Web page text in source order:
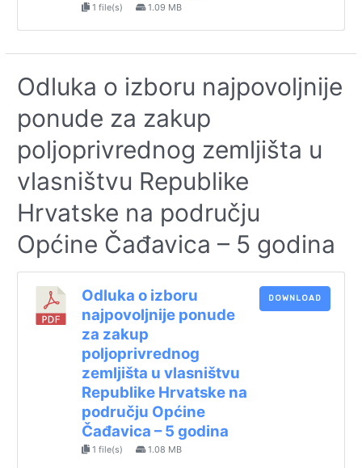
1 file(s) 1.09 MB
Odluka o izboru najpovoljnije
ponude za zakup
poljoprivrednog zemljišta u
vlasništvu Republike
Hrvatske na području
Općine Čađavica – 5 godina
Odluka o izboru
najpovoljnije ponude
za zakup
poljoprivrednog
zemljišta u vlasništvu
Republike Hrvatske na
području Općine
Čađavica – 5 godina
1 file(s) 1.08 MB
DOWNLOAD